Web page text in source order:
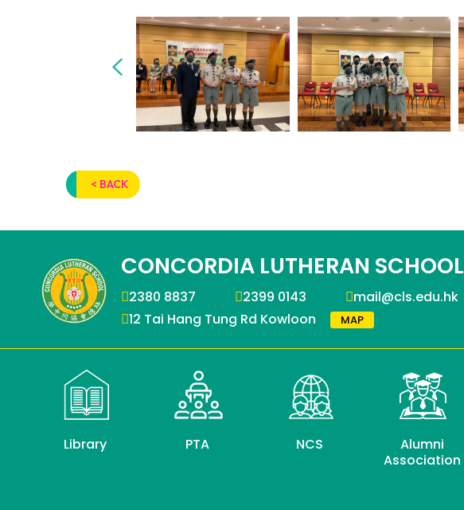
< BACK
CONCORDIA LUTHERAN SCHOOL
2380 8837 2399 0143
mail@cls.edu.hk
12 Tai Hang Tung Rd Kowloon
MAP
Library PTA NCS
Alumni
Association